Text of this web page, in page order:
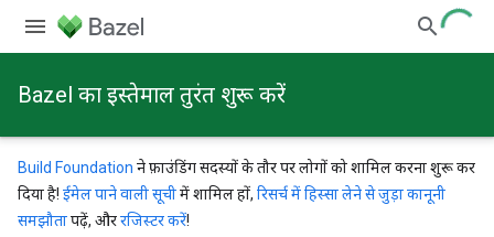
Bazel का इस्तेमाल तुरंत शुरू करें
Build Foundation ने फ़ाउंडिंग सदस्यों के तौर पर लोगों को शामिल करना शुरू कर
दिया है! ईमेल पाने वाली सूचीमें शामिल हों, रिसर्च में हिस्सा लेने से जुड़ा कानूनी
समझौतापढ़ें, औररजिस्टर करें!